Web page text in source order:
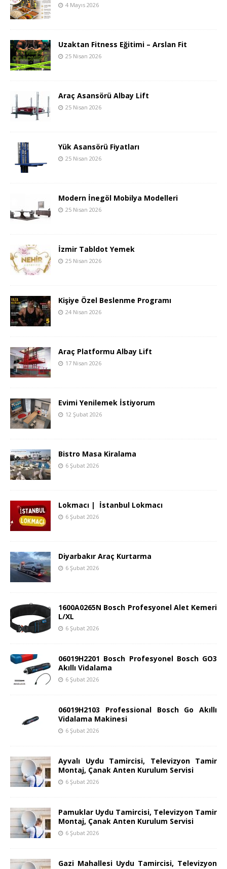
4 Mayıs 2026
Uzaktan Fitness Eğitimi – Arslan Fit
25 Nisan 2026
Araç Asansörü Albay Lift
25 Nisan 2026
Yük Asansörü Fiyatları
25 Nisan 2026
Modern İnegöl Mobilya Modelleri
25 Nisan 2026
İzmir Tabldot Yemek
25 Nisan 2026
Kişiye Özel Beslenme Programı
24 Nisan 2026
Araç Platformu Albay Lift
17 Nisan 2026
Evimi Yenilemek İstiyorum
12 Şubat 2026
Bistro Masa Kiralama
6 Şubat 2026
Lokmacı | İstanbul Lokmacı
6 Şubat 2026
Diyarbakır Araç Kurtarma
6 Şubat 2026
1600A0265N Bosch Profesyonel Alet Kemeri
L/XL
6 Şubat 2026
06019H2201 Bosch Profesyonel Bosch GO3
Akıllı Vidalama
6 Şubat 2026
06019H2103 Professional Bosch Go Akıllı
Vidalama Makinesi
6 Şubat 2026
Ayvalı Uydu Tamircisi, Televizyon Tamir
Montaj, Çanak Anten Kurulum Servisi
6 Şubat 2026
Pamuklar Uydu Tamircisi, Televizyon Tamir
Montaj, Çanak Anten Kurulum Servisi
6 Şubat 2026
Gazi Mahallesi Uydu Tamircisi, Televizyon